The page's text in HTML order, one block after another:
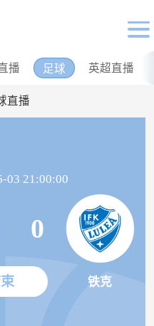
播 足球 英超直播
直播
03 21:00:00
0
铁克